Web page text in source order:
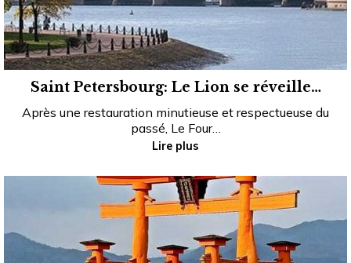
Saint Petersbourg: Le Lion se réveille…
Après une restauration minutieuse et respectueuse du
passé, Le Four…
Lire plus